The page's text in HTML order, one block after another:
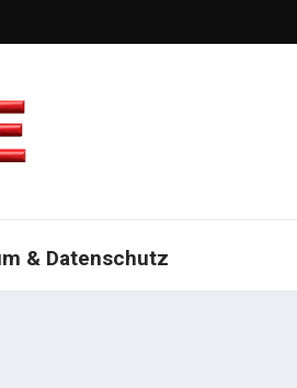
& Datenschutz